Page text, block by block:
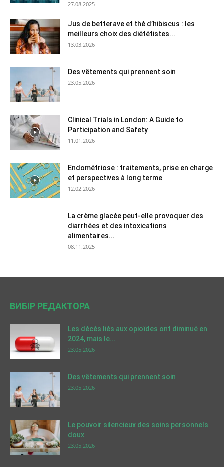
27.08.2025
Jus de betterave et thé d’hibiscus : les
meilleurs choix des diététistes...
13.03.2026
Des vêtements qui prennent soin
23.05.2026
Clinical Trials in London: A Guide to
Participation and Safety
11.01.2026
Endométriose : traitements, prise en charge
et perspectives à long terme
12.02.2026
La crème glacée peut-elle provoquer des
diarrhées et des intoxications
alimentaires...
08.11.2025
ВИБІР РЕДАКТОРА
Les décès liés aux opioïdes ont diminué en
2024, mais le...
23.05.2026
Des vêtements qui prennent soin
23.05.2026
Le pouvoir silencieux des soins personnels
doux
23.05.2026